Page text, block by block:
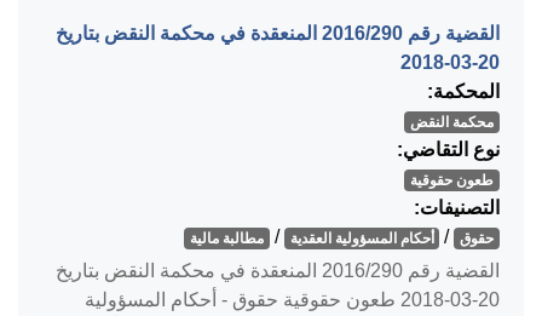
القضية رقم ‎290‏/‎2016‏ المنعقدة في محكمة النقض بتاريخ
‎2018-03-20‏
المحكمة:
محكمة النقض
نوع التقاضي:
طعون حقوقية
التصنيفات:
حقوق / أحكام المسؤولية العقدية / مطالبة مالية
القضية رقم ‎290‏/‎2016‏ المنعقدة في محكمة النقض بتاريخ
‎2018-03-20‏ طعون حقوقية حقوق - أحكام المسؤولية